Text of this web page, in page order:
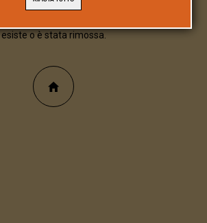
esiste o è stata rimossa.